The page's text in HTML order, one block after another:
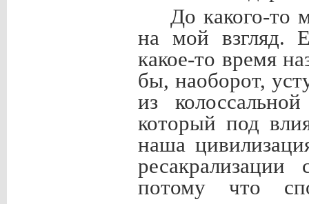
До какого-то
на мой взгляд.
какое-то время
бы, наоборот,
из
который под
наша
потому что